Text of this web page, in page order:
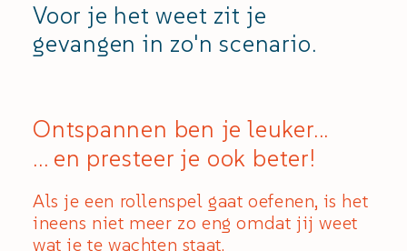
Voor je het weet zit je
gevangen in zo'n scenario.
Ontspannen ben je leuker...
... en presteer je ook beter!
Als je een rollenspel gaat oefenen, is het
ineens niet meer zo eng omdat jij weet
wat je te wachten staat.